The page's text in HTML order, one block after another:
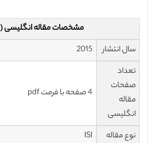
مشخصات مقاله انگلیسی (PDF)
سال انتشار
2015
تعداد
صفحات
مقاله
انگلیسی
4 صفحه با فرمت pdf
نوع مقاله
ISI